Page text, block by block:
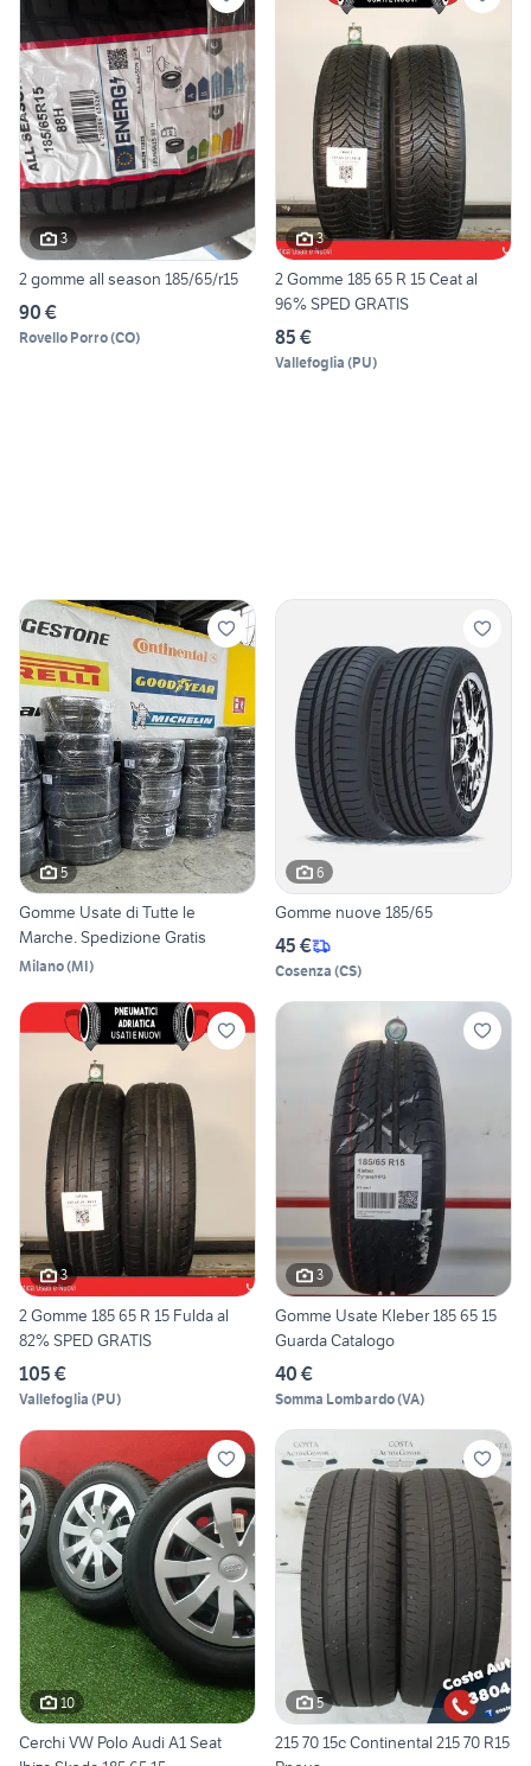
3
2 gomme all season 185/65/r15
90 €
Rovello Porro(CO)
3
2 Gomme 185 65 R 15 Ceat al
96% SPED GRATIS
85 €
Vallefoglia (PU)
5
Gomme Usate di Tutte le
Marche. Spedizione Gratis
Milano(MI)
6
Gomme nuove 185/65
45 €
Cosenza (CS)
3
2 Gomme 185 65 R 15 Fulda al
82% SPED GRATIS
105 €
Vallefoglia (PU)
3
Gomme Usate Kleber 185 65 15
Guarda Catalogo
40 €
Somma Lombardo(VA)
10
Cerchi VW Polo Audi A1 Seat
5
215 70 15c Continental 215 70 R15